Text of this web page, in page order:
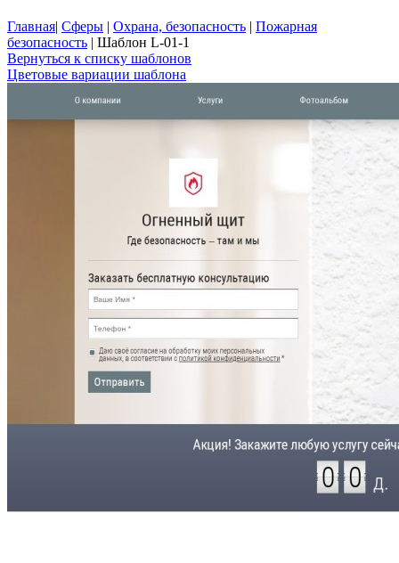
Главная| Сферы | Охрана, безопасность | Пожарная
безопасность | Шаблон L-01-1
Вернуться к списку шаблонов
Цветовые вариации шаблона